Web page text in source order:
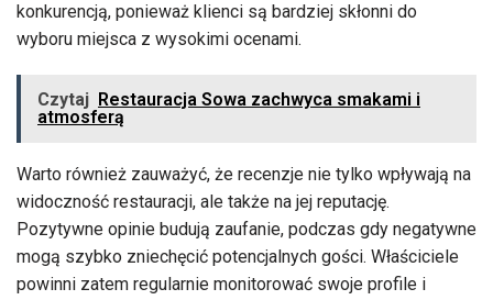
konkurencją, ponieważ klienci są bardziej skłonni do
wyboru miejsca z wysokimi ocenami.
Czytaj Restauracja Sowa zachwyca smakami i
atmosferą
Warto również zauważyć, że recenzje nie tylko wpływają na
widoczność restauracji, ale także na jej reputację.
Pozytywne opinie budują zaufanie, podczas gdy negatywne
mogą szybko zniechęcić potencjalnych gości. Właściciele
powinni zatem regularnie monitorować swoje profile i